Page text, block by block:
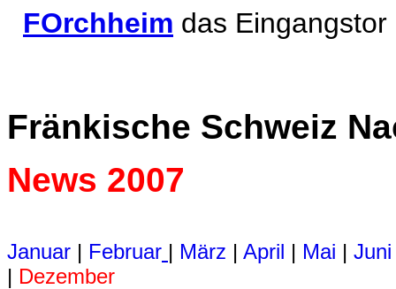
FOrchheim das
Fränkische Schweiz
News 2007
Januar | Februar | März | April | Mai | Juni
| Dezember